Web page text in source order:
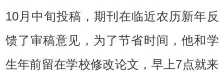
10月中旬投稿，期刊在临近农历新年反
馈了审稿意见，为了节省时间，他和学
生年前留在学校修改论文，早上7点就来